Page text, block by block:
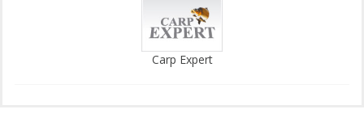
Carp Expert